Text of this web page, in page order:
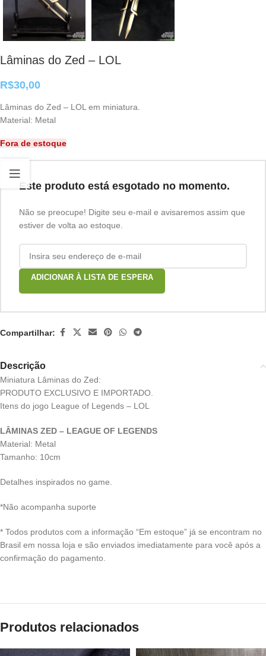
Lâminas do Zed – LOL
R$30,00
Lâminas do Zed – LOL em miniatura.
Material: Metal
Fora de estoque
Este produto está esgotado no momento.
Não se preocupe! Digite seu e-mail e avisaremos assim que
estiver de volta ao estoque.
ADICIONAR À LISTA DE ESPERA
Compartilhar:
Descrição
Miniatura Lâminas do Zed:
PRODUTO EXCLUSIVO E IMPORTADO.
Itens do jogo League of Legends – LOL
LÂMINAS ZED – LEAGUE OF LEGENDS
Material: Metal
Tamanho: 10cm
Detalhes inspirados no game.
*Não acompanha suporte
* Todos produtos com a informação “Em estoque” já se encontram no
Brasil em nossa loja e são enviados imediatamente para você após a
confirmação do pagamento.
Produtos relacionados